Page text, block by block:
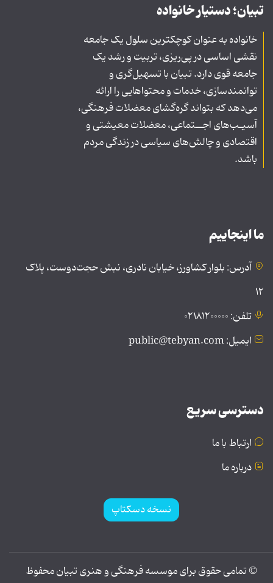
تبیان؛ دستیار خانواده
خانواده به عنوان کوچکترین سلول یک جامعه
نقشی اساسی در پی‌ریزی، تربیت و رشد یک
جامعه قوی دارد. تبیان با تسهیل‌گری و
توانمندسازی، خدمات و محتواهایی را ارائه
می‌دهد که بتواند گره‌گشای معضلات فرهنگی،
آسیـب‌های اجــتماعی، معضلات معیشتی و
اقتصادی و چالش‌های سیاسی در زندگی مردم
باشد.
ما اینجاییم
آدرس: بلوار کشاورز، خیابان نادری، نبش حجت‌دوست، پلاک
۱۲
تلفن: ۰۲۱۸۱۲۰۰۰۰۰
ایمیل: public@tebyan.com
دسترسی سریع
ارتباط با ما
درباره ما
نسخه دسکتاپ
© تمامی حقوق برای موسسه فرهنگی و هنری تبیان محفوظ